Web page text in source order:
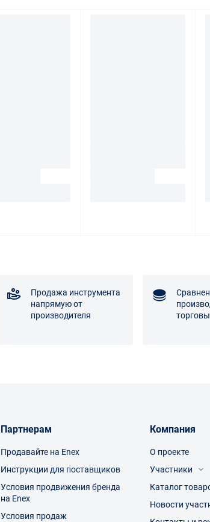
Продажа инструмента
напрямую от
производителя
Партнерам
Продавайте на Enex
Инструкции для поставщиков
Условия продвижения бренда
на Enex
Условия продаж
Компания
О проекте
Участники
Посетители
Торговые
Каталог
Новости